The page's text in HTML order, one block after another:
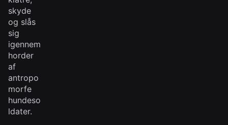
skyde
og slås
sig
igennem
horder
af
antropo
morfe
hundeso
ldater.